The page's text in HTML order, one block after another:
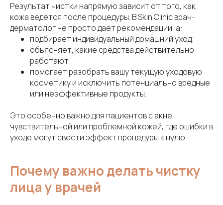
Результат чистки напрямую зависит от того, как
кожа ведётся после процедуры. В Skin Clinic врач-
дерматолог не просто даёт рекомендации, а:
подбирает индивидуальный домашний уход;
объясняет, какие средства действительно
работают;
помогает разобрать вашу текущую уходовую
косметику и исключить потенциально вредные
или неэффективные продукты.
Это особенно важно для пациентов с акне,
чувствительной или проблемной кожей, где ошибки в
уходе могут свести эффект процедуры к нулю.
Почему важно делать чистку
лица у врачей